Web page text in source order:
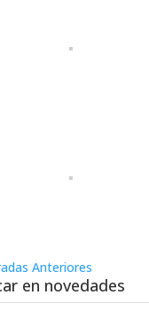
Anteriores
en novedades